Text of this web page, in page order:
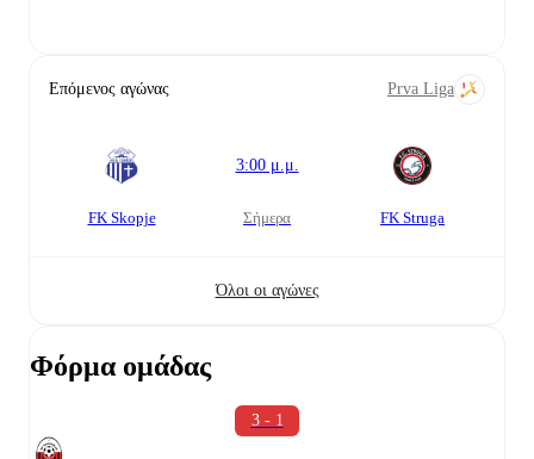
Επόμενος αγώνας Prva Liga
FK Skopje
3:00 μ.μ.
σήμερα FK Struga
Όλοι οι αγώνες
Φόρμα ομάδας
3 - 1